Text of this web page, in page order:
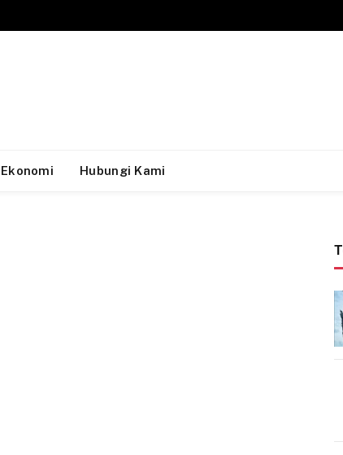
Ekonomi Hubungi Kami